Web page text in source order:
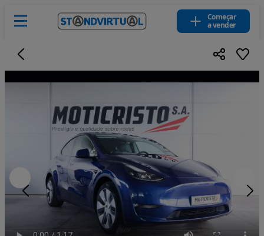
Começar
a vender